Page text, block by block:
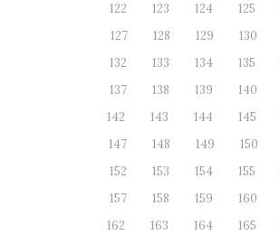
122
123 124 125
127
128 129 130
132
133 134 135
137
138 139 140
142
143 144 145
147
148 149 150
152
153 154 155
157
158 159 160
162
163 164 165